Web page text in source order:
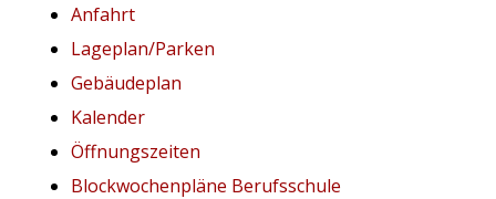
Anfahrt
Lageplan/Parken
Gebäudeplan
Kalender
Öffnungszeiten
Blockwochenpläne Berufsschule